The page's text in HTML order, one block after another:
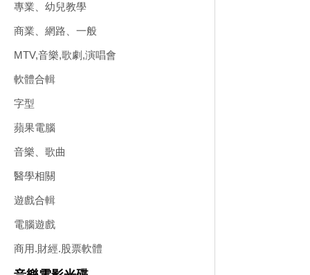
專業、幼兒教學
商業、網路、一般
MTV,音樂,歌劇,演唱會
軟體合輯
字型
蘋果電腦
音樂、歌曲
醫學相關
遊戲合輯
電腦遊戲
商用.財經.股票軟體